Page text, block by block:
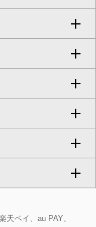
天ペイ、au PAY、